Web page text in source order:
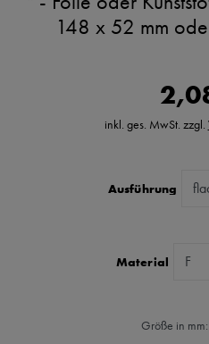
148 x 52 mm
inkl. ges. MwSt. zzgl.
Ausführung
Material
Größe in mm: